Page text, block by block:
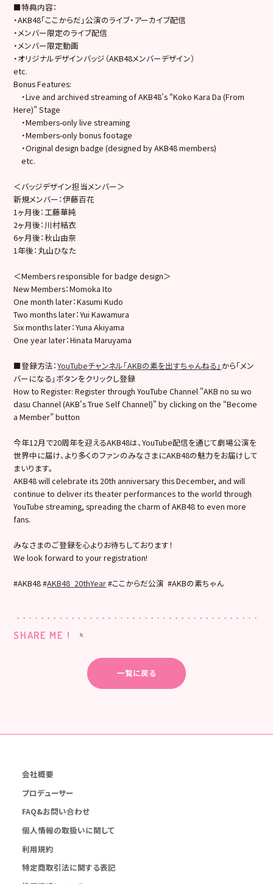
■特典内容：
・AKB48「ここからだ」公演のライブ・アーカイブ配信
・メンバー限定のライブ配信
・メンバー限定動画
・オリジナルデザインバッジ（AKB48メンバーデザイン）
etc.
Bonus Features:
・Live and archived streaming of AKB48’s “Koko Kara Da (From
Here)” Stage
・Members-only live streaming
・Members-only bonus footage
・Original design badge (designed by AKB48 members)
etc.
＜バッジデザイン担当メンバー＞
新規メンバー：伊藤百花
1ヶ月後：工藤華純
2ヶ月後：川村結衣
6ヶ月後：秋山由奈
1年後：丸山ひなた
＜Members responsible for badge design＞
New Members：Momoka Ito
One month later：Kasumi Kudo
Two months later：Yui Kawamura
Six months later：Yuna Akiyama
One year later：Hinata Maruyama
■登録方法：YouTubeチャンネル「AKBの素を出すちゃんねる」 から「メン
バーになる」ボタンをクリックし登録
How to Register: Register through YouTube Channel "AKB no su wo
dasu Channel (AKB's True Self Channel)" by clicking on the “Become
a Member” button
今年12月で20周年を迎えるAKB48は、YouTube配信を通じて劇場公演を
世界中に届け、より多くのファンのみなさまにAKB48の魅力をお届けして
まいります。
AKB48 will celebrate its 20th anniversary this December, and will
continue to deliver its theater performances to the world through
YouTube streaming, spreading the charm of AKB48 to even more
fans.
みなさまのご登録を心よりお待ちしております！
We look forward to your registration!
#AKB48 #AKB48_20thYear#ここからだ公演 #AKBの素ちゃん
SHARE ME !
一覧に戻る
会社概要
プロデューサー
FAQ&お問い合わせ
個人情報の取扱いに関して
利用規約
特定商取引法に関する表記